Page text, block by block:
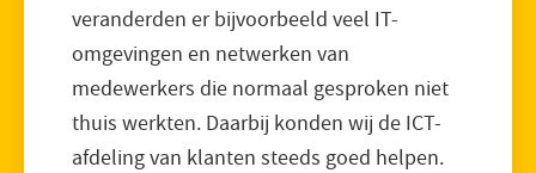
veranderden er bijvoorbeeld veel IT-
omgevingen en netwerken van
medewerkers die normaal gesproken niet
thuis werkten. Daarbij konden wij de ICT-
afdeling van klanten steeds goed helpen.